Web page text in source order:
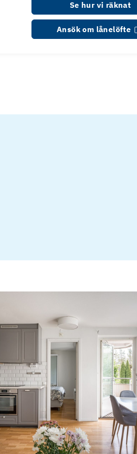
Se hur vi räknat
Ansök om lånelöfte
Värnstigen 28-36